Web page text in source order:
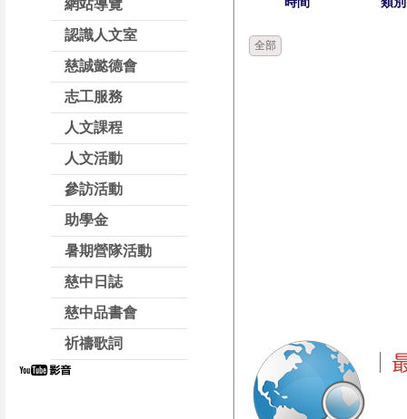
網站導覽
認識人文室
慈誠懿德會
志工服務
人文課程
人文活動
參訪活動
助學金
暑期營隊活動
慈中日誌
慈中品書會
祈禱歌詞
全部